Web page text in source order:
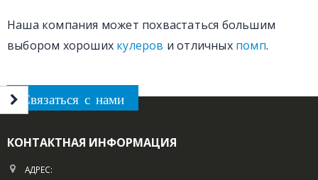
Наша компания может похвастаться большим
выбором хороших кулеров и отличных помп.
Связаться с нами
КОНТАКТНАЯ ИНФОРМАЦИЯ
АДРЕС: